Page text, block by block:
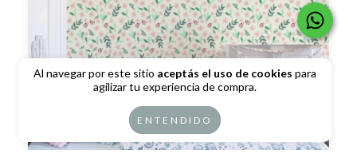
Al navegar por este sitio aceptás el uso de cookies para
agilizar tu experiencia de compra.
ENTENDIDO